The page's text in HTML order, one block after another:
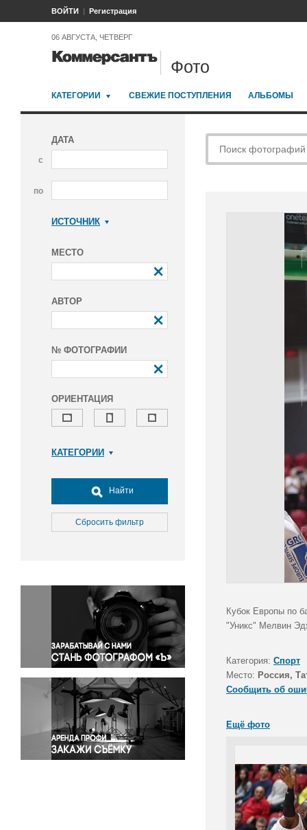
ВОЙТИ Регистрация
06 АВГУСТА, ЧЕТВЕРГ
Фото
КАТЕГОРИИ СВЕЖИЕ ПОСТУПЛЕНИЯ АЛЬБОМЫ
ДАТА
с
по
ИСТОЧНИК
МЕСТО
АВТОР
№ ФОТОГРАФИИ
ОРИЕНТАЦИЯ
КАТЕГОРИИ
Досуг, туризм и отдых
Культура
Медицина
Окружающая среда
Политика
Правосудие
Происшествия и конфликты
Религия
Светская жизнь
Спорт
Экология
Экономика и бизнес
Найти
Сбросить фильтр
Кубок Европы по
"Уникс" Мелвин
Категория: Спорт
Место: Россия,
Сообщить об
Ещё фото